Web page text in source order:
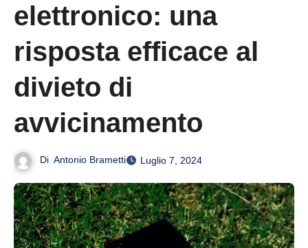
elettronico: una
risposta efficace al
divieto di
avvicinamento
Di Antonio Brametti Luglio 7, 2024